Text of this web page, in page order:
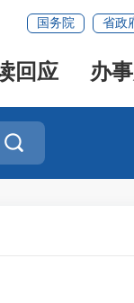
国务院 省政
回应 办
